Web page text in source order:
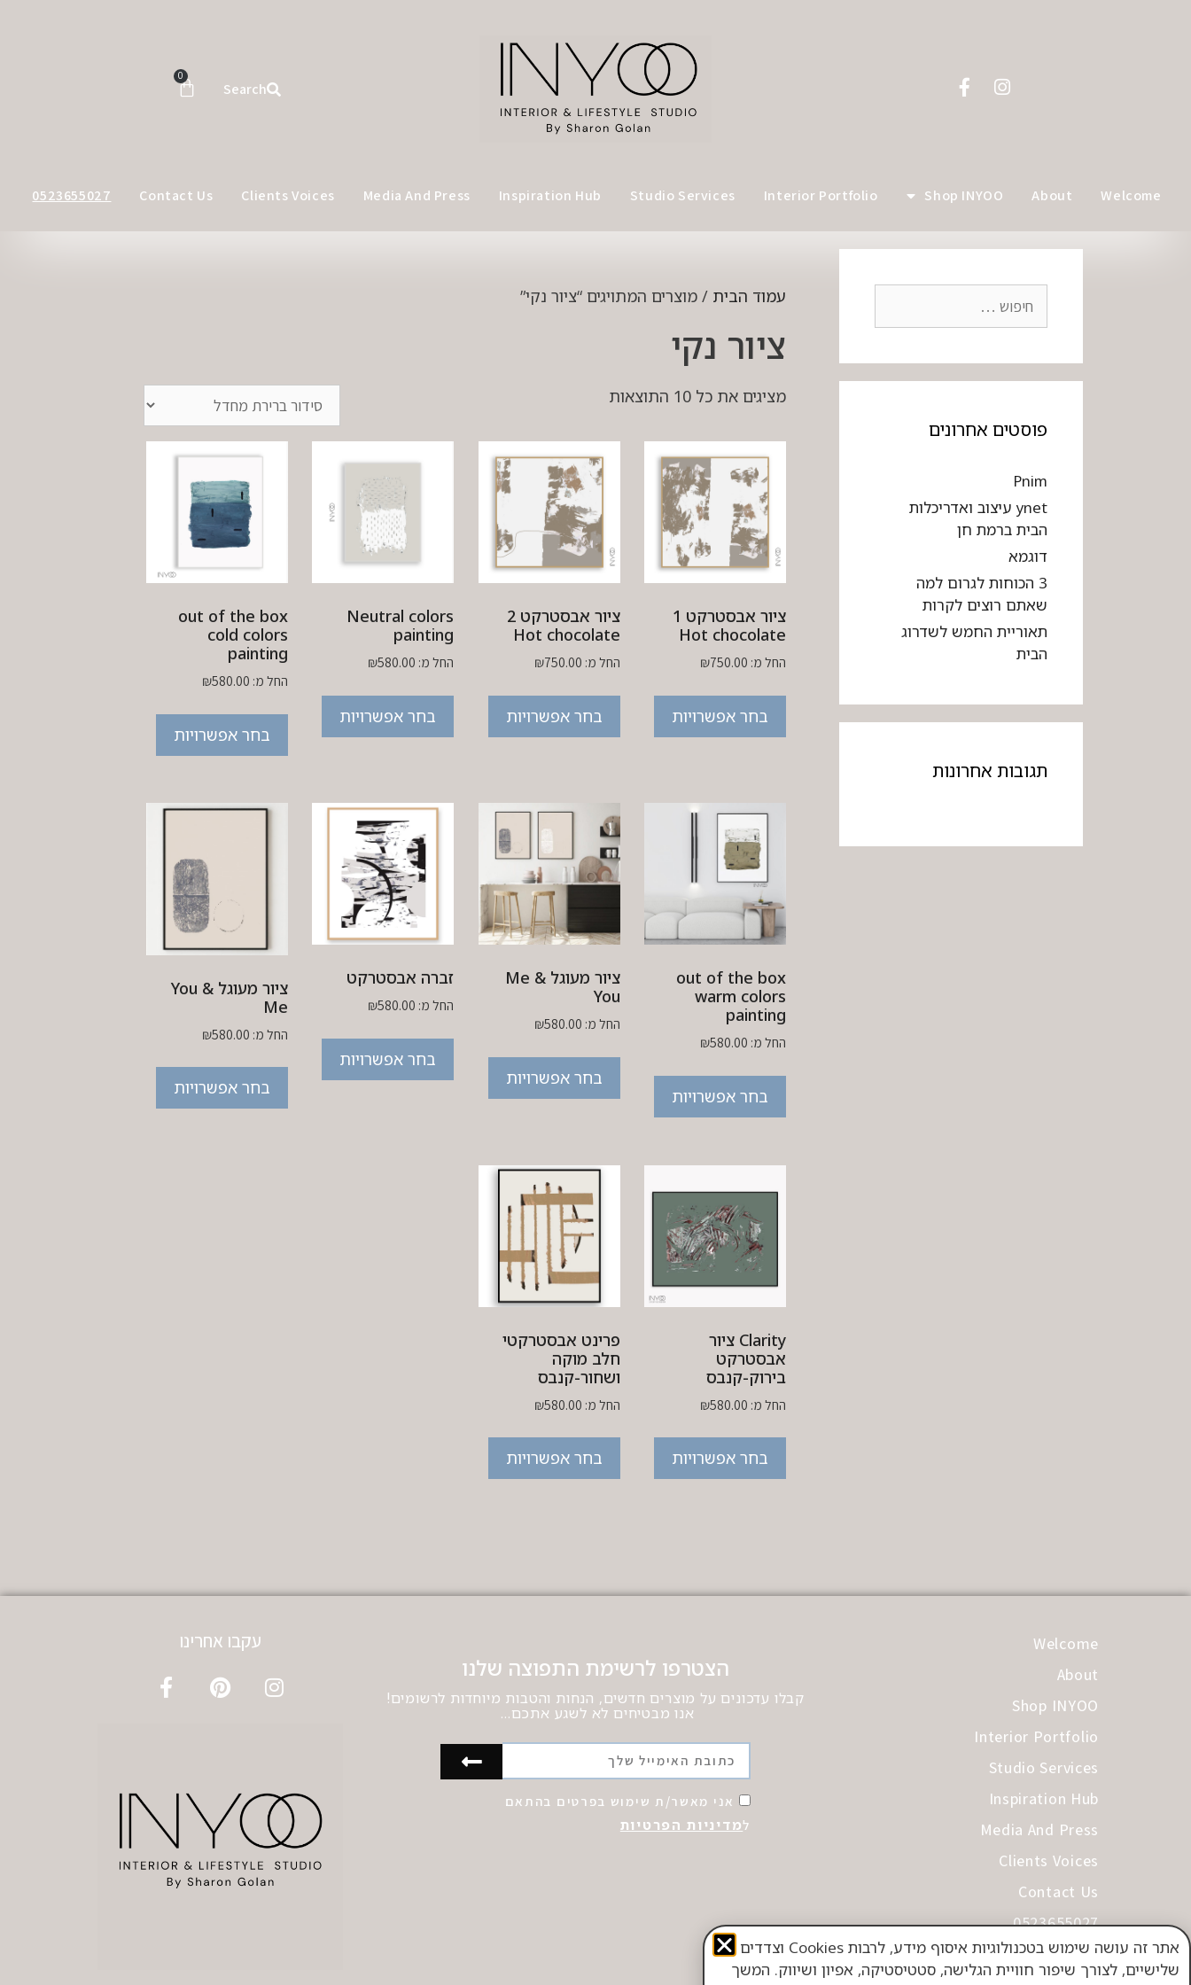
Search
0
Welcome
About
Shop INYOO
Interior Portfolio
Studio Services
Inspiration Hub
Media And Press
Clients Voices
Contact Us
0523655027
עמוד הבית / מוצרים המתויגים “ציור נקי”
ציור נקי
מציגים את כל ⁦10⁩ התוצאות
ציור אבסטרקט 1
Hot chocolate
החל מ: ₪750.00
בחר אפשרויות
ציור אבסטרקט 2
Hot chocolate
החל מ: ₪750.00
בחר אפשרויות
Neutral colors
painting
החל מ: ₪580.00
בחר אפשרויות
out of the box
cold colors
painting
החל מ: ₪580.00
בחר אפשרויות
out of the box
warm colors
painting
החל מ: ₪580.00
בחר אפשרויות
ציור מעוגל Me &
You
החל מ: ₪580.00
בחר אפשרויות
זברה אבסטרקט
החל מ: ₪580.00
בחר אפשרויות
ציור מעוגל You &
Me
החל מ: ₪580.00
בחר אפשרויות
Clarity ציור
אבסטרקט
בירוק-קנבס
החל מ: ₪580.00
בחר אפשרויות
פרינט אבסטרקטי
חלב מוקה
ושחור-קנבס
החל מ: ₪580.00
בחר אפשרויות
פוסטים אחרונים
Pnim
ynet עיצוב ואדריכלות
הבית ברמת חן
דוגמא
3 הכוחות לגרום למה
שאתם רוצים לקרות
תאוריית החמש לשדרוג
הבית
תגובות אחרונות
Welcome
About
Shop INYOO
Interior Portfolio
Studio Services
Inspiration Hub
Media And Press
Clients Voices
Contact Us
0523655027
תקנון
הצטרפו לרשימת התפוצה שלנו
קבלו עדכונים על מוצרים חדשים, הנחות והטבות מיוחדות לרשומים!
אנו מבטיחים לא לשגע אתכם…
אני מאשר/ת שימוש בפרטים בהתאם
למדיניות הפרטיות
עקבו אחרינו
אתר זה עושה שימוש בטכנולוגיות איסוף מידע, לרבות Cookies וצדדים
שלישיים, לצורך שיפור חוויית הגלישה, סטטיסטיקה, אפיון ושיווק. המשך